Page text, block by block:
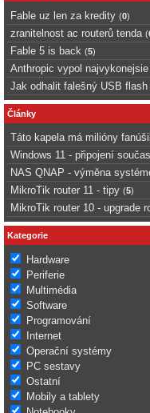
Fable uz len za kredity (0)
zranitelnost ac routerů tenda (
Fable 5 is back (5)
Anthropic vypol
Jak odhalit falešný USB
Články
Táto kapela má milióny
Windows 11 - připojení
NAS QNAP - výměna
MikroTik router 11 - tipy (5)
MikroTik router 10 - upgrade
Kategorie
Hardware
Periferie
Multimédia
Software
Programování
Internet
Operační systémy
PC sestavy
Ostatní
Mobily a tablety